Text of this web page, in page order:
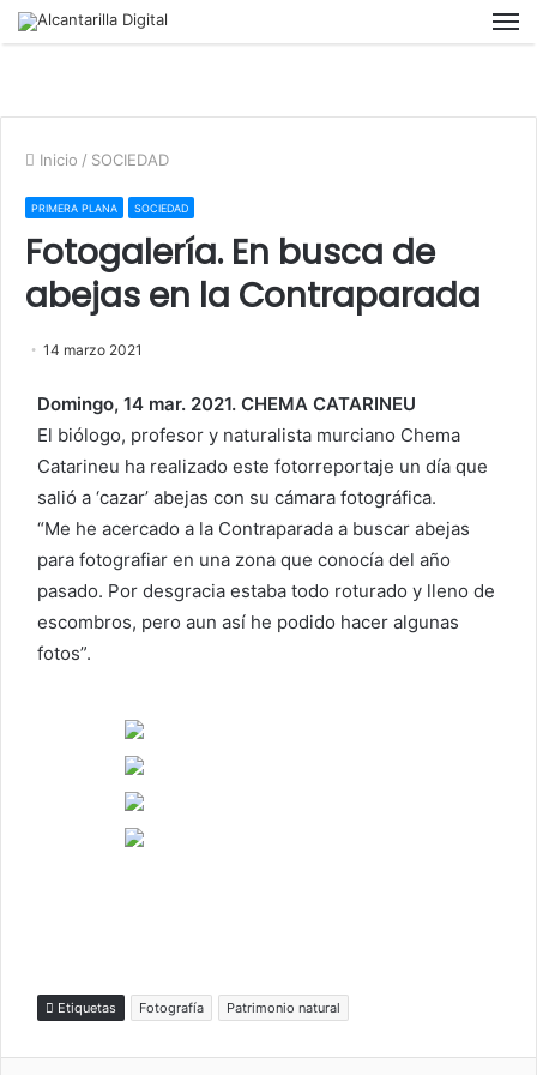
Inicio / SOCIEDAD
PRIMERA PLANA SOCIEDAD
Fotogalería. En busca de
abejas en la Contraparada
14 marzo 2021
Domingo, 14 mar. 2021. CHEMA CATARINEU
El biólogo, profesor y naturalista murciano Chema
Catarineu ha realizado este fotorreportaje un día que
salió a ‘cazar’ abejas con su cámara fotográfica.
“Me he acercado a la Contraparada a buscar abejas
para fotografiar en una zona que conocía del año
pasado. Por desgracia estaba todo roturado y lleno de
escombros, pero aun así he podido hacer algunas
fotos”.
Etiquetas Fotografía Patrimonio natural